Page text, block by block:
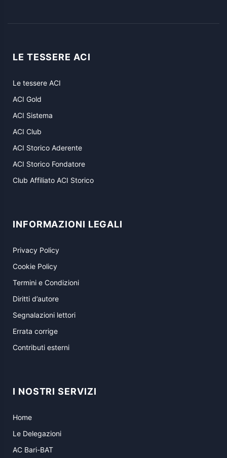
LE TESSERE ACI
Le tessere ACI
ACI Gold
ACI Sistema
ACI Club
ACI Storico Aderente
ACI Storico Fondatore
Club Affiliato ACI Storico
INFORMAZIONI LEGALI
Privacy Policy
Cookie Policy
Termini e Condizioni
Diritti d’autore
Segnalazioni lettori
Errata corrige
Contributi esterni
I NOSTRI SERVIZI
Home
Le Delegazioni
AC Bari-BAT